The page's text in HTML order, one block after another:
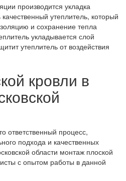
производится укладка
утеплитель, который
и сохранение тепла
укладывается слой
утеплитель от воздействия
кровли в
ответственный процесс,
подхода и качественных
области монтаж плоской
с опытом работы в данной